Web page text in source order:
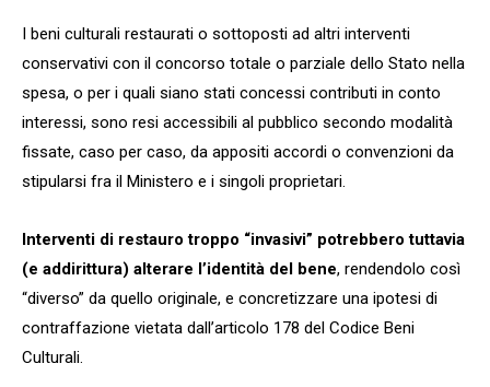
I beni culturali restaurati o sottoposti ad altri interventi
conservativi con il concorso totale o parziale dello Stato nella
spesa, o per i quali siano stati concessi contributi in conto
interessi, sono resi accessibili al pubblico secondo modalità
fissate, caso per caso, da appositi accordi o convenzioni da
stipularsi fra il Ministero e i singoli proprietari.
Interventi di restauro troppo “invasivi” potrebbero tuttavia
(e addirittura) alterare l’identità del bene, rendendolo così
“diverso” da quello originale, e concretizzare una ipotesi di
contraffazione vietata dall’articolo 178 del Codice Beni
Culturali.